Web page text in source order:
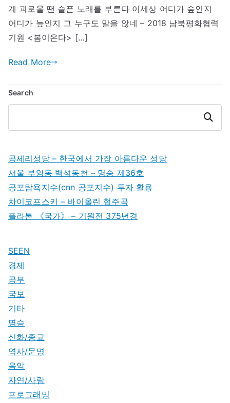
계 괴로울 땐 슬픈 노래를 부른다 이세상 어디가 숲인지
어디가 늪인지 그 누구도 말을 않네 – 2018 남북평화협력
기원 <봄이온다> […]
Read More
Search
Search
공세리성당 – 한국에서 가장 아름다운 성당
서울 부암동 백석동천 – 명승 제36호
공포탐욕지수(cnn 공포지수) 투자 활용
차이코프스키 – 바이올린 협주곡
플라톤 《국가》 – 기원전 375년경
SEEN
경제
공부
국보
기타
명승
신화/종교
역사/문명
음악
자연/사람
프로그래밍